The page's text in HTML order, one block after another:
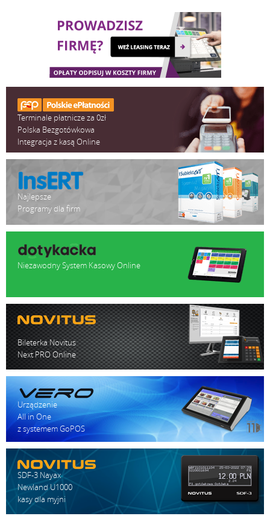
Terminale płatnicze za 0zł
Polska Bezgotówkowa
Integracja z kasą Online
Najlepsze
Programy dla firm
Niezawodny System Kasowy Online
Bileterka Novitus
Next PRO Online
Urządzenie
All in One
z systemem GoPOS
SDF-3 Nayax
Newland U1000
kasy dla myjni